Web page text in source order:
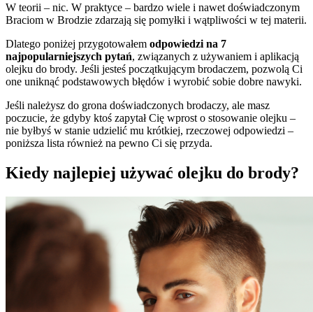
W teorii – nic. W praktyce – bardzo wiele i nawet doświadczonym
Braciom w Brodzie zdarzają się pomyłki i wątpliwości w tej materii.
Dlatego poniżej przygotowałem odpowiedzi na 7
najpopularniejszych pytań, związanych z używaniem i aplikacją
olejku do brody. Jeśli jesteś początkującym brodaczem, pozwolą Ci
one uniknąć podstawowych błędów i wyrobić sobie dobre nawyki.
Jeśli należysz do grona doświadczonych brodaczy, ale masz
poczucie, że gdyby ktoś zapytał Cię wprost o stosowanie olejku –
nie byłbyś w stanie udzielić mu krótkiej, rzeczowej odpowiedzi –
poniższa lista również na pewno Ci się przyda.
Kiedy najlepiej używać olejku do brody?